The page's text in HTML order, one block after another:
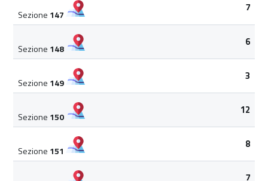
Sezione 147
7
Sezione 148
6
Sezione 149
3
Sezione 150
12
Sezione 151
8
7